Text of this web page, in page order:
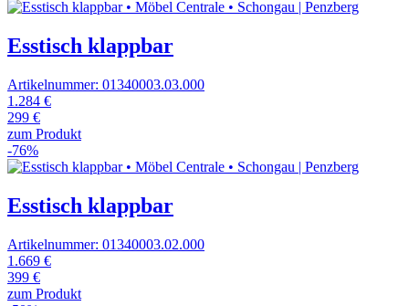
Esstisch klappbar
Artikelnummer: 01340003.03.000
1.284 €
299 €
zum Produkt
-76%
Esstisch klappbar
Artikelnummer: 01340003.02.000
1.669 €
399 €
zum Produkt